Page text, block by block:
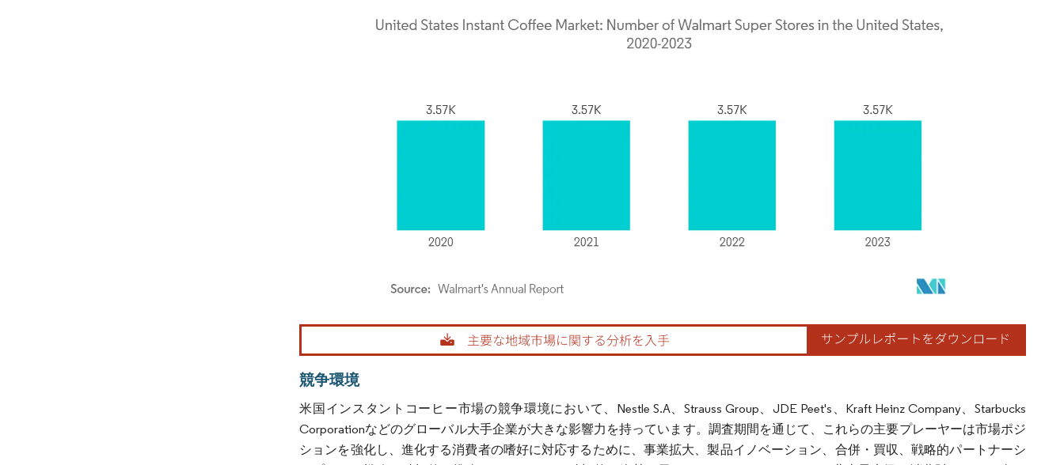
画像 © Mordor Intelligence。再利用にはCC BY 4.0の表示が必要です。
競争環境
米国インスタントコーヒー市場の競争環境において、Nestle S.A、Strauss Group、JDE Peet's、Kraft Heinz Company、Starbucks
Corporationなどのグローバル大手企業が大きな影響力を持っています。調査期間を通じて、これらの主要プレーヤーは市場ポジ
ションを強化し、進化する消費者の嗜好に対応するために、事業拡大、製品イノベーション、合併・買収、戦略的パートナーシ